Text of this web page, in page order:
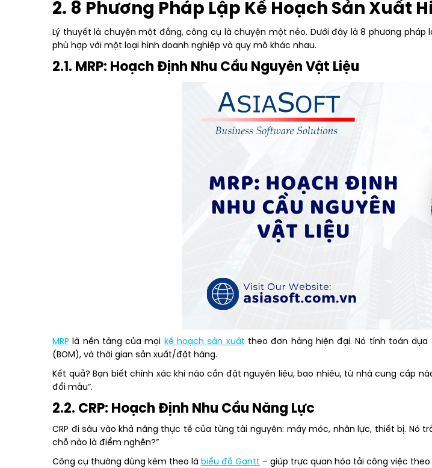
2. 8 Phương Pháp Lập Kế Hoạch Sản Xuất
Lý thuyết là chuyện một đằng, công cụ là chuyện một nẻo. Dưới đây là 8 phương
phù hợp với một loại hình doanh nghiệp và quy mô khác nhau.
2.1. MRP: Hoạch Định Nhu Cầu Nguyên Vật Liệu
MRP là nền tảng của mọi kế hoạch sản xuất theo đơn hàng hiện đại. Nó tính toán
(BOM), và thời gian sản xuất/đặt hàng.
Kết quả? Bạn biết chính xác khi nào cần đặt nguyên liệu, bao nhiêu, từ nhà cung cấp
đổi mẫu”.
2.2. CRP: Hoạch Định Nhu Cầu Năng Lực
CRP đi sâu vào khả năng thực tế của từng tài nguyên: máy móc, nhân lực, thiết bị. Nó
chỗ nào là điểm nghẽn?”
Công cụ thường dùng kèm theo là biểu đồ Gantt – giúp trực quan hóa tải công việc